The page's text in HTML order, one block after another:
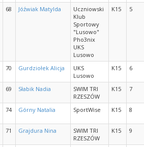
68 Jóźwiak Matylda
Uczniowski
Klub
Sportowy
"Lusowo"
Pho3nix
UKS
Lusowo
K15 5
70 Gurdziołek Alicja
UKS
Lusowo
K15 6
69 Słabik Nadia
SWIM TRI
RZESZÓW
K15 7
74 Górny Natalia SportWise K15 8
71 Grajdura Nina
SWIM TRI
RZESZÓW
K15 9